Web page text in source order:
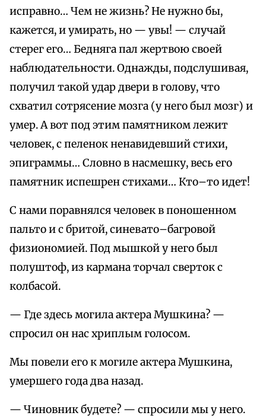
исправно… Чем не жизнь? Не нужно бы,
кажется, и умирать, но — увы! — случай
стерег его… Бедняга пал жертвою своей
наблюдательности. Однажды, подслушивая,
получил такой удар двери в голову, что
схватил сотрясение мозга (у него был мозг) и
умер. А вот под этим памятником лежит
человек, с пеленок ненавидевший стихи,
эпиграммы… Словно в насмешку, весь его
памятник испешрен стихами… Кто–то идет!
С нами поравнялся человек в поношенном
пальто и с бритой, синевато–багровой
физиономией. Под мышкой у него был
полуштоф, из кармана торчал сверток с
колбасой.
— Где здесь могила актера Мушкина? —
спросил он нас хриплым голосом.
Мы повели его к могиле актера Мушкина,
умершего года два назад.
— Чиновник будете? — спросили мы у него.